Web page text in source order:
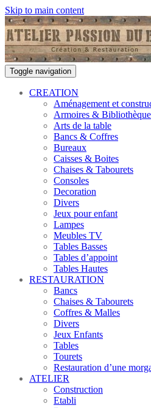
Skip to main content
Toggle navigation
CREATION
Aménagement et
Armoires &
Arts de la table
Bancs & Coffres
Bureaux
Caisses & Boites
Chaises & Tabourets
Consoles
Decoration
Divers
Jeux pour enfant
Lampes
Meubles TV
Tables Basses
Tables d’appoint
Tables Hautes
RESTAURATION
Bancs
Chaises & Tabourets
Coffres & Malles
Divers
Jeux Enfants
Tables
Tourets
Restauration d’une
ATELIER
Construction
Etabli